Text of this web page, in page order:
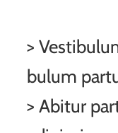
>
bulum
> Abitur